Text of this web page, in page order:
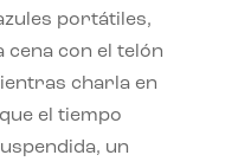
portátiles,
cena con el telón
charla en
el tiempo
un